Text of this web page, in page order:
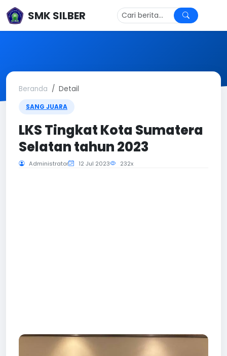
SMK SILBER
Beranda Detail
SANG JUARA
LKS Tingkat Kota Sumatera
Selatan tahun 2023
Administrator 12 Jul 2023 232x